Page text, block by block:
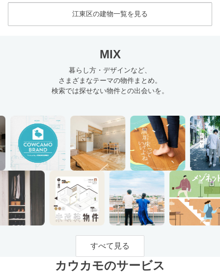
江東区の建物一覧を見る
MIX
暮らし方・デザインなど、
さまざまなテーマの物件まとめ。
検索では探せない物件との出会いを。
すべて見る
カウカモのサービス